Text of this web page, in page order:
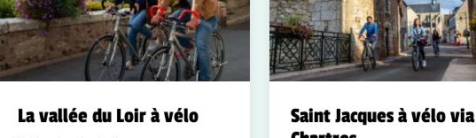
La vallée du Loir à vélo
Saint Jacques à vélo via